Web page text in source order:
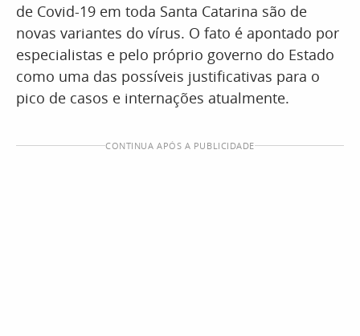
de Covid-19 em toda Santa Catarina são de
novas variantes do vírus. O fato é apontado por
especialistas e pelo próprio governo do Estado
como uma das possíveis justificativas para o
pico de casos e internações atualmente.
CONTINUA APÓS A PUBLICIDADE